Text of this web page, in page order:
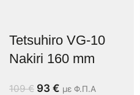
Tetsuhiro VG-10
Nakiri 160 mm
109€ 93 € με Φ.Π.Α